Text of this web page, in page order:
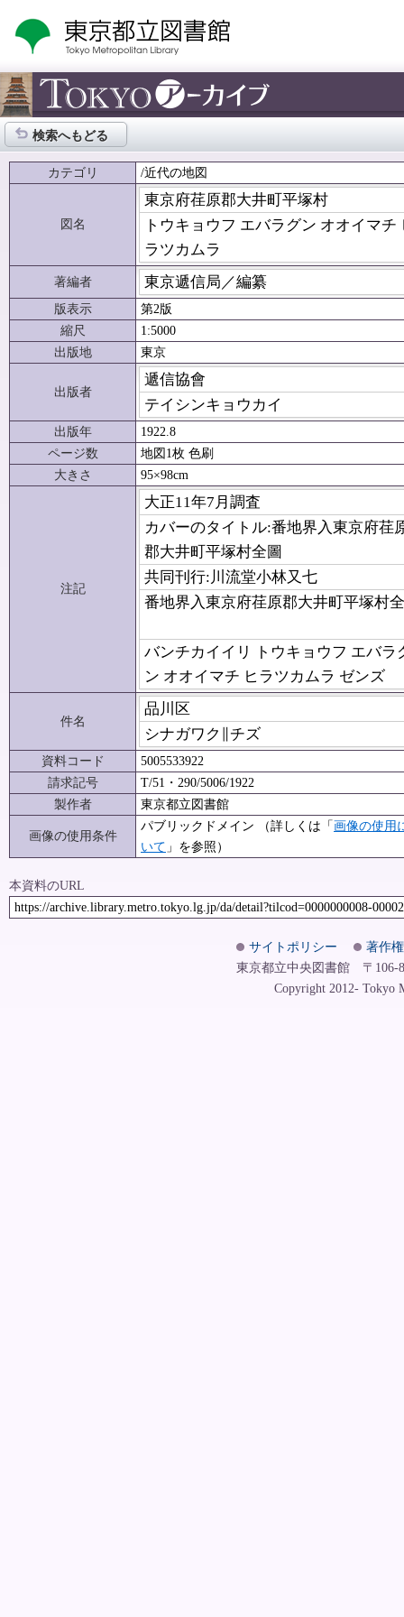
検索へもどる
カテゴリ /近代の地図
図名
東京府荏原郡大井町平塚村
トウキョウフ エバラグン オオイマチ
ラツカムラ
著編者 東京遞信局／編纂
版表示
第2版
縮尺
1:5000
出版地
東京
出版者
遞信協會
テイシンキョウカイ
出版年
1922.8
ページ数
地図1枚 色刷
大きさ
95×98cm
注記
大正11年7月調査
カバーのタイトル:番地界入東京府荏
郡大井町平塚村全圖
共同刊行:川流堂小林又七
番地界入東京府荏原郡大井町平塚村
バンチカイイリ トウキョウフ エバラ
ン オオイマチ ヒラツカムラ ゼンズ
件名
品川区
シナガワク∥チズ
資料コード
5005533922
請求記号
T/51・290/5006/1922
製作者
東京都立図書館
画像の使用条件
パブリックドメイン （詳しくは「画像の使用
いて 」を参照）
本資料のURL
https://archive.library.metro.tokyo.lg.jp/da/detail?tilcod=0000000008-
サイトポリシー
著作
東京都立中央図書館 〒106-
Copyright 2012- Tokyo